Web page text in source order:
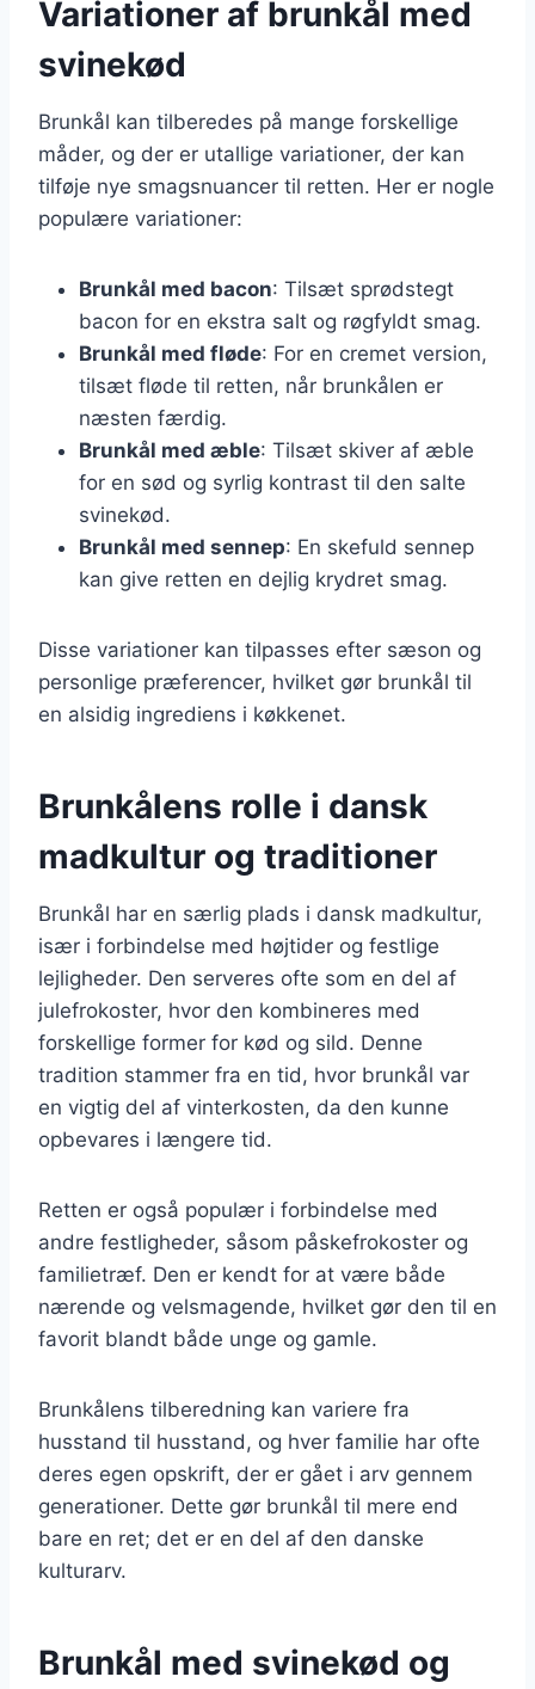
Variationer af brunkål med
svinekød
Brunkål kan tilberedes på mange forskellige
måder, og der er utallige variationer, der kan
tilføje nye smagsnuancer til retten. Her er nogle
populære variationer:
Brunkål med bacon: Tilsæt sprødstegt
bacon for en ekstra salt og røgfyldt smag.
Brunkål med fløde: For en cremet version,
tilsæt fløde til retten, når brunkålen er
næsten færdig.
Brunkål med æble: Tilsæt skiver af æble
for en sød og syrlig kontrast til den salte
svinekød.
Brunkål med sennep: En skefuld sennep
kan give retten en dejlig krydret smag.
Disse variationer kan tilpasses efter sæson og
personlige præferencer, hvilket gør brunkål til
en alsidig ingrediens i køkkenet.
Brunkålens rolle i dansk
madkultur og traditioner
Brunkål har en særlig plads i dansk madkultur,
især i forbindelse med højtider og festlige
lejligheder. Den serveres ofte som en del af
julefrokoster, hvor den kombineres med
forskellige former for kød og sild. Denne
tradition stammer fra en tid, hvor brunkål var
en vigtig del af vinterkosten, da den kunne
opbevares i længere tid.
Retten er også populær i forbindelse med
andre festligheder, såsom påskefrokoster og
familietræf. Den er kendt for at være både
nærende og velsmagende, hvilket gør den til en
favorit blandt både unge og gamle.
Brunkålens tilberedning kan variere fra
husstand til husstand, og hver familie har ofte
deres egen opskrift, der er gået i arv gennem
generationer. Dette gør brunkål til mere end
bare en ret; det er en del af den danske
kulturarv.
Brunkål med svinekød og